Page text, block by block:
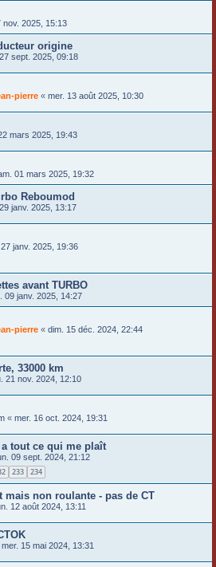
nov. 2025, 15:13
origine
sept. 2025, 09:18
pierre « mer. 13 août 2025, 10:30
mars 2025, 19:43
01 mars 2025, 19:32
Reboumod
janv. 2025, 13:17
janv. 2025, 19:36
avant TURBO
09 janv. 2025, 14:27
pierre « dim. 15 déc. 2024, 22:44
33000 km
21 nov. 2024, 12:10
« mer. 16 oct. 2024, 19:31
tout ce qui me plaît
09 sept. 2024, 21:12
233 234
mais non roulante - pas de CT
12 août 2024, 13:11
mer. 15 mai 2024, 13:31